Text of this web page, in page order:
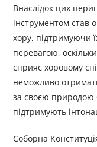
Внаслідок цих
інструментом став
хору, підтримуючи
перевагою,
сприяє хоровому
неможливо
за своєю природою
підтримують
Соборна